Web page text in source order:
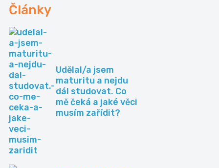
Články
Udělal/a jsem
maturitu a nejdu
dál studovat. Co
mě čeká a jaké věci
musím zařídit?